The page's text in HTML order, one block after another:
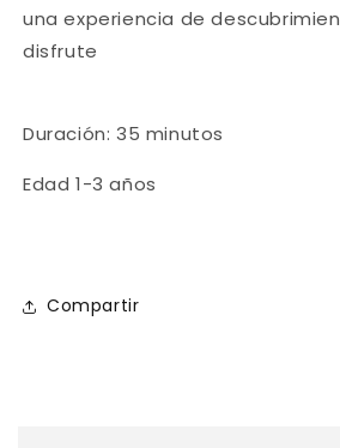
una experiencia de
disfrute
Duración: 35 minutos
Edad 1-3 años
Compartir